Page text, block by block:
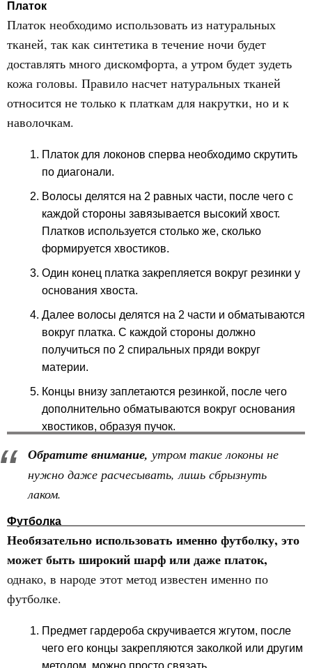
Платок
Платок необходимо использовать из натуральных
тканей, так как синтетика в течение ночи будет
доставлять много дискомфорта, а утром будет зудеть
кожа головы. Правило насчет натуральных тканей
относится не только к платкам для накрутки, но и к
наволочкам.
Платок для локонов сперва необходимо скрутить
по диагонали.
Волосы делятся на 2 равных части, после чего с
каждой стороны завязывается высокий хвост.
Платков используется столько же, сколько
формируется хвостиков.
Один конец платка закрепляется вокруг резинки у
основания хвоста.
Далее волосы делятся на 2 части и обматываются
вокруг платка. С каждой стороны должно
получиться по 2 спиральных пряди вокруг
материи.
Концы внизу заплетаются резинкой, после чего
дополнительно обматываются вокруг основания
хвостиков, образуя пучок.
Обратите внимание, утром такие локоны не
нужно даже расчесывать, лишь сбрызнуть
лаком.
Футболка
Необязательно использовать именно футболку, это
может быть широкий шарф или даже платок,
однако, в народе этот метод известен именно по
футболке.
Предмет гардероба скручивается жгутом, после
чего его концы закрепляются заколкой или другим
методом, можно просто связать.